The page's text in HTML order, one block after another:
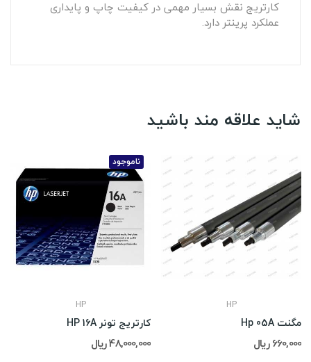
کارتریج نقش بسیار مهمی در کیفیت چاپ و پایداری
عملکرد پرینتر دارد.
شاید علاقه مند باشید
ناموجود
HP
کارتریج تونر HP 16A
48,000,000 ریال
HP
مگنت Hp 05A
660,000 ریال